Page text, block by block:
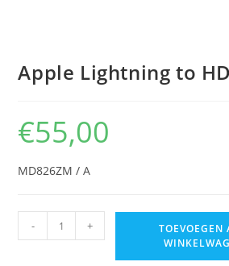
Apple Lightning to
€55,00
MD826ZM / A
- +
TOEVOEGEN